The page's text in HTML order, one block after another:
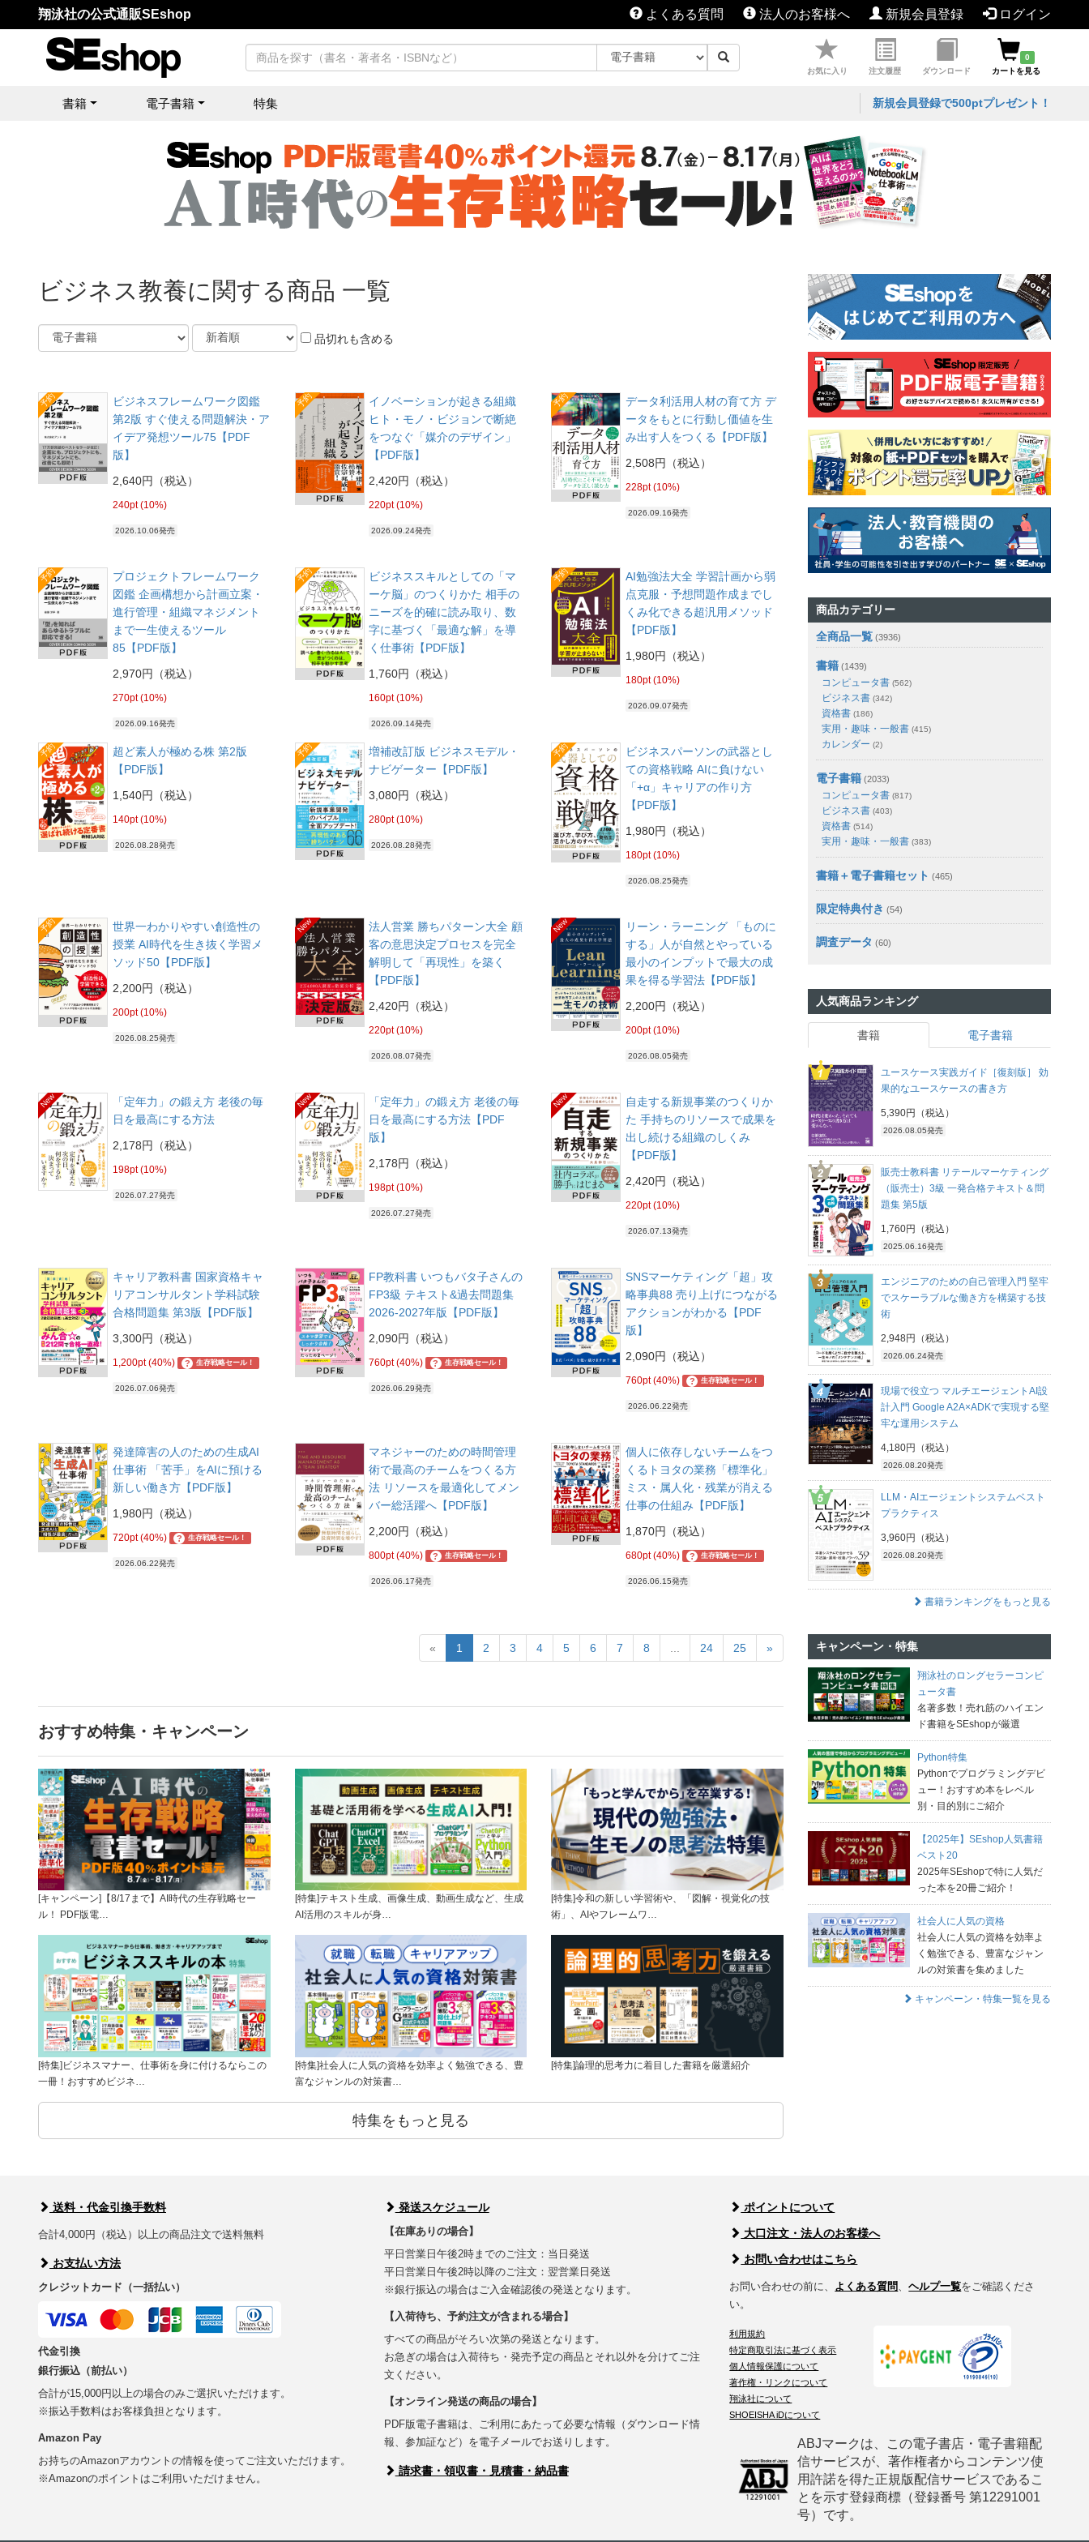
翔泳社の公式通販SEshop よくある質問 法人のお客様へ 新規会員登録 ログイン
お気に入り 注文履歴 ダウンロード
0
カートを見る
書籍 電子書籍 特集 新規会員登録で500ptプレゼント！
ビジネス教養に関する商品 一覧
品切れも含める
予約
ビジネスフレームワーク図鑑
第2版 すぐ使える問題解決・ア
イデア発想ツール75【PDF
版】
2,640円（税込）
240pt (10%)
2026.10.06発売
予約
イノベーションが起きる組織
ヒト・モノ・ビジョンで断絶
をつなぐ「媒介のデザイン」
【PDF版】
2,420円（税込）
220pt (10%)
2026.09.24発売
予約
データ利活用人材の育て方 デ
ータをもとに行動し価値を生
み出す人をつくる【PDF版】
2,508円（税込）
228pt (10%)
2026.09.16発売
予約
プロジェクトフレームワーク
図鑑 企画構想から計画立案・
進行管理・組織マネジメント
まで一生使えるツール
85【PDF版】
2,970円（税込）
270pt (10%)
2026.09.16発売
予約
ビジネススキルとしての「マ
ーケ脳」のつくりかた 相手の
ニーズを的確に読み取り、数
字に基づく「最適な解」を導
く仕事術【PDF版】
1,760円（税込）
160pt (10%)
2026.09.14発売
予約
AI勉強法大全 学習計画から弱
点克服・予想問題作成までし
くみ化できる超汎用メソッド
【PDF版】
1,980円（税込）
180pt (10%)
2026.09.07発売
予約
超ど素人が極める株 第2版
【PDF版】
1,540円（税込）
140pt (10%)
2026.08.28発売
予約
増補改訂版 ビジネスモデル・
ナビゲーター【PDF版】
3,080円（税込）
280pt (10%)
2026.08.28発売
予約
ビジネスパーソンの武器とし
ての資格戦略 AIに負けない
「+α」キャリアの作り方
【PDF版】
1,980円（税込）
180pt (10%)
2026.08.25発売
予約
世界一わかりやすい創造性の
授業 AI時代を生き抜く学習メ
ソッド50【PDF版】
2,200円（税込）
200pt (10%)
2026.08.25発売
New
法人営業 勝ちパターン大全 顧
客の意思決定プロセスを完全
解明して「再現性」を築く
【PDF版】
2,420円（税込）
220pt (10%)
2026.08.07発売
New
リーン・ラーニング 「ものに
する」人が自然とやっている
最小のインプットで最大の成
果を得る学習法【PDF版】
2,200円（税込）
200pt (10%)
2026.08.05発売
New
「定年力」の鍛え方 老後の毎
日を最高にする方法
2,178円（税込）
198pt (10%)
2026.07.27発売
New
「定年力」の鍛え方 老後の毎
日を最高にする方法【PDF
版】
2,178円（税込）
198pt (10%)
2026.07.27発売
New
自走する新規事業のつくりか
た 手持ちのリソースで成果を
出し続ける組織のしくみ
【PDF版】
2,420円（税込）
220pt (10%)
2026.07.13発売
キャリア教科書 国家資格キャ
リアコンサルタント学科試験
合格問題集 第3版【PDF版】
3,300円（税込）
1,200pt (40%) ? 生存戦略セール！
2026.07.06発売
FP教科書 いつもバタ子さんの
FP3級 テキスト&過去問題集
2026-2027年版【PDF版】
2,090円（税込）
760pt (40%) ? 生存戦略セール！
2026.06.29発売
SNSマーケティング「超」攻
略事典88 売り上げにつながる
アクションがわかる【PDF
版】
2,090円（税込）
760pt (40%) ? 生存戦略セール！
2026.06.22発売
発達障害の人のための生成AI
仕事術 「苦手」をAIに預ける
新しい働き方【PDF版】
1,980円（税込）
720pt (40%) ? 生存戦略セール！
2026.06.22発売
マネジャーのための時間管理
術で最高のチームをつくる方
法 リソースを最適化してメン
バー総活躍へ【PDF版】
2,200円（税込）
800pt (40%) ? 生存戦略セール！
2026.06.17発売
個人に依存しないチームをつ
くるトヨタの業務「標準化」
ミス・属人化・残業が消える
仕事の仕組み【PDF版】
1,870円（税込）
680pt (40%) ? 生存戦略セール！
2026.06.15発売
« 1 2 3 4 5 6 7 8 24 25 »
おすすめ特集・キャンペーン
[キャンペーン]【8/17まで】AI時代の生存戦略セー
ル！ PDF版電…
[特集]テキスト生成、画像生成、動画生成など、生成
AI活用のスキルが身…
[特集]令和の新しい学習術や、「図解・視覚化の技
術」、AIやフレームワ…
[特集]ビジネスマナー、仕事術を身に付けるならこの
一冊！おすすめビジネ…
[特集]社会人に人気の資格を効率よく勉強できる、豊
富なジャンルの対策書…
[特集]論理的思考力に着目した書籍を厳選紹介
特集をもっと見る
商品カテゴリー
全商品一覧 (3936)
書籍 (1439)
コンピュータ書 (562)
ビジネス書 (342)
資格書 (186)
実用・趣味・一般書 (415)
カレンダー (2)
電子書籍 (2033)
コンピュータ書 (817)
ビジネス書 (403)
資格書 (514)
実用・趣味・一般書 (383)
書籍＋電子書籍セット (465)
限定特典付き (54)
調査データ (60)
人気商品ランキング
書籍 電子書籍
ユースケース実践ガイド［復刻版］ 効
果的なユースケースの書き方
5,390円（税込）
2026.08.05発売
販売士教科書 リテールマーケティング
（販売士）3級 一発合格テキスト＆問
題集 第5版
1,760円（税込）
2025.06.16発売
エンジニアのための自己管理入門 堅牢
でスケーラブルな働き方を構築する技
術
2,948円（税込）
2026.06.24発売
現場で役立つ マルチエージェントAI設
計入門 Google A2A×ADKで実現する堅
牢な運用システム
4,180円（税込）
2026.08.20発売
LLM・AIエージェントシステムベスト
プラクティス
3,960円（税込）
2026.08.20発売
書籍ランキングをもっと見る
キャンペーン・特集
翔泳社のロングセラーコンピ
ュータ書
名著多数！売れ筋のハイエン
ド書籍をSEshopが厳選
Python特集
Pythonでプログラミングデビ
ュー！おすすめ本をレベル
別・目的別にご紹介
【2025年】SEshop人気書籍
ベスト20
2025年SEshopで特に人気だ
った本を20冊ご紹介！
社会人に人気の資格
社会人に人気の資格を効率よ
く勉強できる、豊富なジャン
ルの対策書を集めました
キャンペーン・特集一覧を見る
送料・代金引換手数料
合計4,000円（税込）以上の商品注文で送料無料
お支払い方法
クレジットカード（一括払い）
代金引換
銀行振込（前払い）
合計が15,000円以上の場合のみご選択いただけます。
※振込手数料はお客様負担となります。
Amazon Pay
お持ちのAmazonアカウントの情報を使ってご注文いただけます。
※Amazonのポイントはご利用いただけません。
発送スケジュール
【在庫ありの場合】
平日営業日午後2時までのご注文：当日発送
平日営業日午後2時以降のご注文：翌営業日発送
※銀行振込の場合はご入金確認後の発送となります。
【入荷待ち、予約注文が含まれる場合】
すべての商品がそろい次第の発送となります。
お急ぎの場合は入荷待ち・発売予定の商品とそれ以外を分けてご注
文ください。
【オンライン発送の商品の場合】
PDF版電子書籍は、ご利用にあたって必要な情報（ダウンロード情
報、参加証など）を電子メールでお送りします。
請求書・領収書・見積書・納品書
ポイントについて
大口注文・法人のお客様へ
お問い合わせはこちら
お問い合わせの前に、 よくある質問 、ヘルプ一覧をご確認くださ
い。
利用規約
特定商取引法に基づく表示
個人情報保護について
著作権・リンクについて
翔泳社について
SHOEISHA iDについて
ABJマークは、この電子書店・電子書籍配
信サービスが、著作権者からコンテンツ使
用許諾を得た正規版配信サービスであるこ
とを示す登録商標（登録番号 第12291001
号）です。